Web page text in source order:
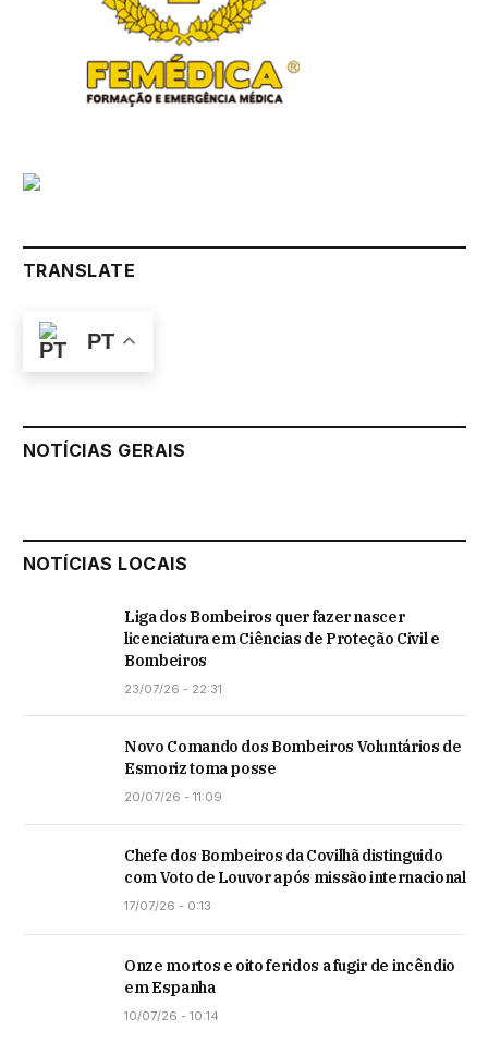
TRANSLATE
PT
NOTÍCIAS GERAIS
NOTÍCIAS LOCAIS
Liga dos Bombeiros quer fazer nascer
licenciatura em Ciências de Proteção Civil e
Bombeiros
23/07/26 - 22:31
Novo Comando dos Bombeiros Voluntários de
Esmoriz toma posse
20/07/26 - 11:09
Chefe dos Bombeiros da Covilhã distinguido
com Voto de Louvor após missão internacional
17/07/26 - 0:13
Onze mortos e oito feridos a fugir de incêndio
em Espanha
10/07/26 - 10:14